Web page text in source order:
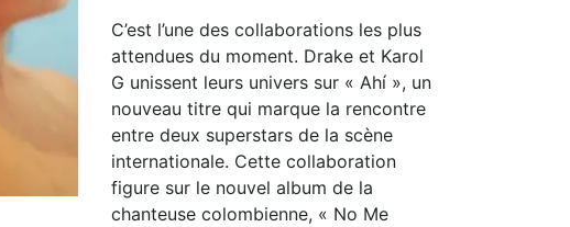
C’est l’une des collaborations les plus
attendues du moment. Drake et Karol
G unissent leurs univers sur « Ahí », un
nouveau titre qui marque la rencontre
entre deux superstars de la scène
internationale. Cette collaboration
figure sur le nouvel album de la
chanteuse colombienne, « No Me